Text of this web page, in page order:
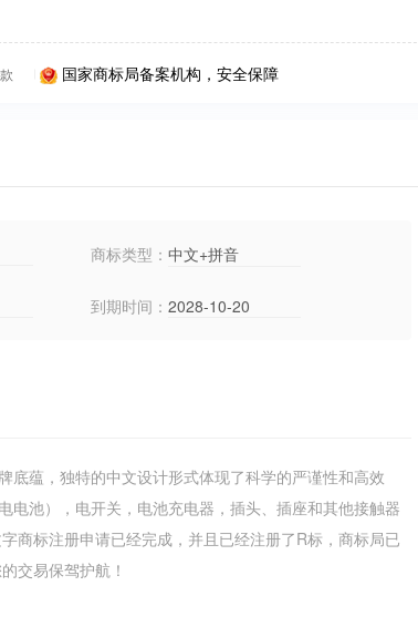
国家商标局备案机构，安全保障
商标类型： 中文+拼音
到期时间： 2028-10-20
底蕴，独特的中文设计形式体现了科学的严谨性和高效
池），电开关，电池充电器，插头、插座和其他接触器
商标注册申请已经完成，并且已经注册了R标，商标局已
交易保驾护航！